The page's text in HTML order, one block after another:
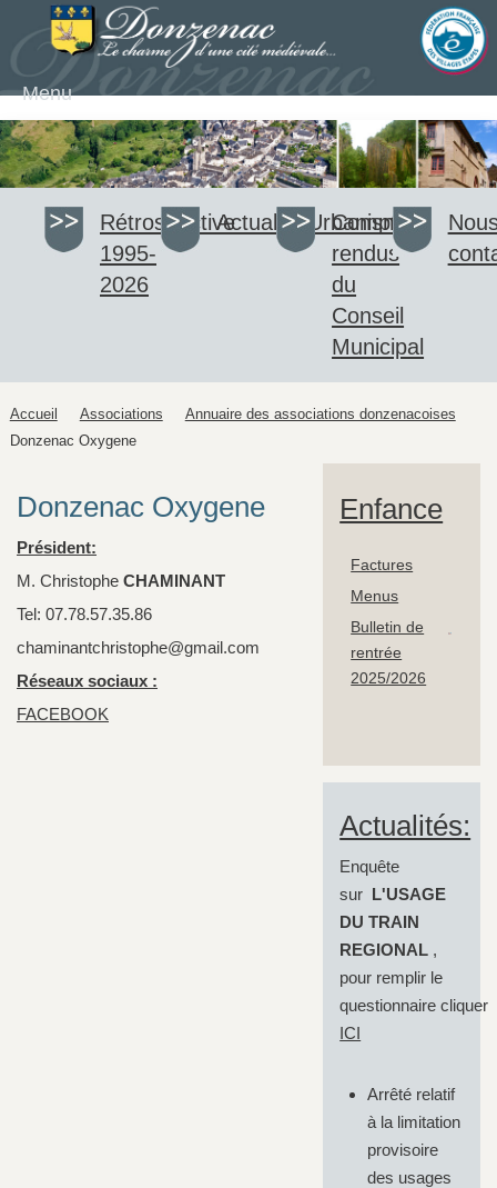
Menu
Rétrospective
1995-
2026
ActualitéUrbanisme
Comptes-
rendus
du
Conseil
Municipal
Accueil Associations
Annuaire des associations donzenacoises
Donzenac Oxygene
Donzenac Oxygene
Président:
M. Christophe CHAMINANT
Tel: 07.78.57.35.86
chaminantchristophe@gmail.com
Réseaux sociaux :
FACEBOOK
Enfance
Factures
Menus
Bulletin de
rentrée
2025/2026
Actualités:
Enquête
sur L'USAGE
DU TRAIN
REGIONAL ,
pour remplir le
questionnaire cliquer
ICI
Arrêté relatif
à la limitation
provisoire
des usages